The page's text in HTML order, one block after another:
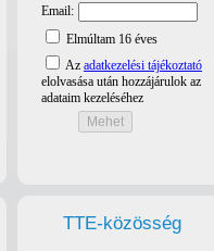
TTE-közösség